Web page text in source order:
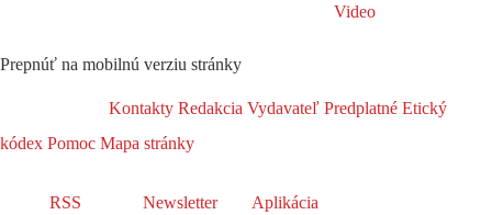
Video
Prepnúť na mobilnú verziu stránky
Kontakty Redakcia Vydavateľ Predplatné Etický
kódex Pomoc Mapa stránky
RSS Newsletter Aplikácia